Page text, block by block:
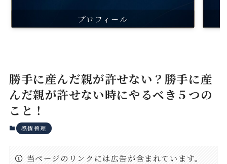
プロフィール
勝手に産んだ親が許せない？勝手に産
んだ親が許せない時にやるべき５つの
こと！
感情管理
当ページのリンクには広告が含まれています。